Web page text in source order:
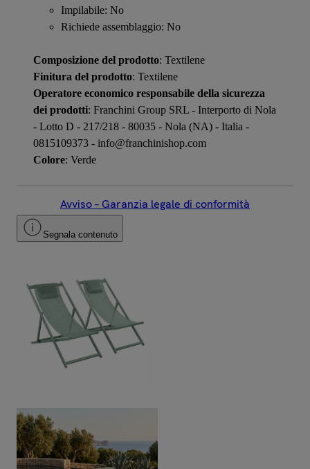
Impilabile: No
Richiede assemblaggio: No
Composizione del prodotto: Textilene
Finitura del prodotto: Textilene
Operatore economico responsabile della sicurezza
dei prodotti: Franchini Group SRL - Interporto di Nola
- Lotto D - 217/218 - 80035 - Nola (NA) - Italia -
0815109373 - info@franchinishop.com
Colore: Verde
Avviso – Garanzia legale di conformità
Segnala contenuto